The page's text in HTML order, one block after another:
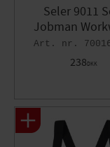
Seler 9011
Jobman
238DKK